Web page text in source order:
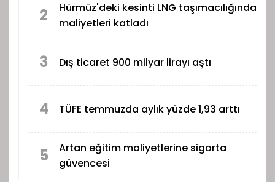
2
Hürmüz'deki kesinti LNG taşımacılığında
maliyetleri katladı
3 Dış ticaret 900 milyar lirayı aştı
4 TÜFE temmuzda aylık yüzde 1,93 arttı
5
Artan eğitim maliyetlerine sigorta
güvencesi